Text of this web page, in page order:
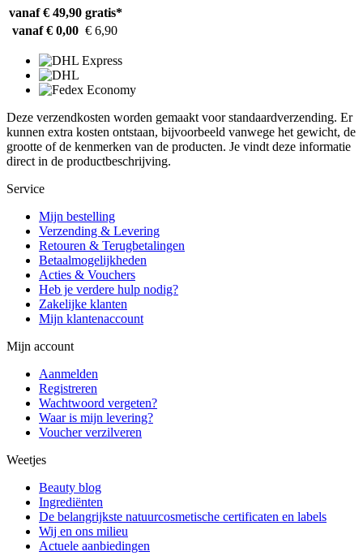
vanaf € 49,90 gratis*
vanaf € 0,00 € 6,90
Deze verzendkosten worden gemaakt voor standaardverzending. Er
kunnen extra kosten ontstaan, bijvoorbeeld vanwege het gewicht, de
grootte of de kenmerken van de producten. Je vindt deze informatie
direct in de productbeschrijving.
Service
Mijn bestelling
Verzending & Levering
Retouren & Terugbetalingen
Betaalmogelijkheden
Acties & Vouchers
Heb je verdere hulp nodig?
Zakelijke klanten
Mijn klantenaccount
Mijn account
Aanmelden
Registreren
Wachtwoord vergeten?
Waar is mijn levering?
Voucher verzilveren
Weetjes
Beauty blog
Ingrediënten
De belangrijkste natuurcosmetische certificaten en labels
Wij en ons milieu
Actuele aanbiedingen